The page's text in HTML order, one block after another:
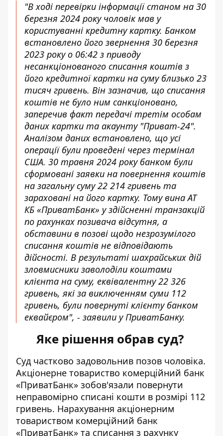
"В ході перевірки інформації станом на 30
березня 2024 року чоловік мав у
користуванні кредитну картку. Банком
встановлено його звернення 30 березня
2023 року о 06:42 з приводу
несанкціонованого списання коштів з
його кредитної картки на суму близько 23
тисяч гривень. Він зазначив, що списання
коштів не було ним санкціоновано,
заперечив факт передачі третім особам
даних картки та акаунту "Приват-24".
Аналізом даних встановлено, що усі
операції були проведені через термінал
США. 30 травня 2024 року банком були
сформовані заявки на повернення коштів
на загальну суму 22 214 гривень та
зараховані на його картку. Тому вина АТ
КБ «ПриватБанк» у здійсненні транзакцій
по рахунках позивача відсутня, а
обставини в позові щодо незрозумілого
списання коштів не відповідають
дійсності. В результаті шахрайських дій
зловмисники заволоділи коштами
клієнта на суму, еквівалентну 22 326
гривень, які за виключенням суми 112
гривень, були повернуті клієнту банком
еквайєром", - заявили у ПриватБанку.
Яке рішення обрав суд?
Суд частково задовольнив позов чоловіка.
Акціонерне товариство комерційний банк
«ПриватБанк» зобов'язали повернути
неправомірно списані кошти в розмірі 112
гривень. Нарахування акціонерним
товариством комерційний банк
«ПриватБанк» та списання з рахунку